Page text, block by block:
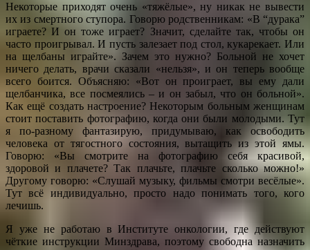
Некоторые приходят очень «тяжёлые», ну никак не вывести
их из смертного ступора. Говорю родственникам: «В “дурака”
играете? И он тоже играет? Значит, сделайте так, чтобы он
часто проигрывал. И пусть залезает под стол, кукарекает. Или
на щелбаны играйте». Зачем это нужно? Больной не хочет
ничего делать, врачи сказали «нельзя», и он теперь вообще
всего боится. Объясняю: «Вот он проиграет, вы ему дали
щелбанчика, все посмеялись – и он забыл, что он больной».
Как ещё создать настроение? Некоторым больным женщинам
стоит поставить фотографию, когда они были молодыми. Тут
я по-разному фантазирую, придумываю, как освободить
человека от тягостного состояния, вытащить из этой ямы.
Говорю: «Вы смотрите на фотографию себя красивой,
здоровой и плачете? Так плачьте, плачьте сколько можно!»
Другому говорю: «Слушай музыку, фильмы смотри весёлые».
Тут всё индивидуально, просто надо понимать того, кого
лечишь.
Я уже не работаю в Институте онкологии, где действуют
чёткие инструкции Минздрава, поэтому свободна назначить